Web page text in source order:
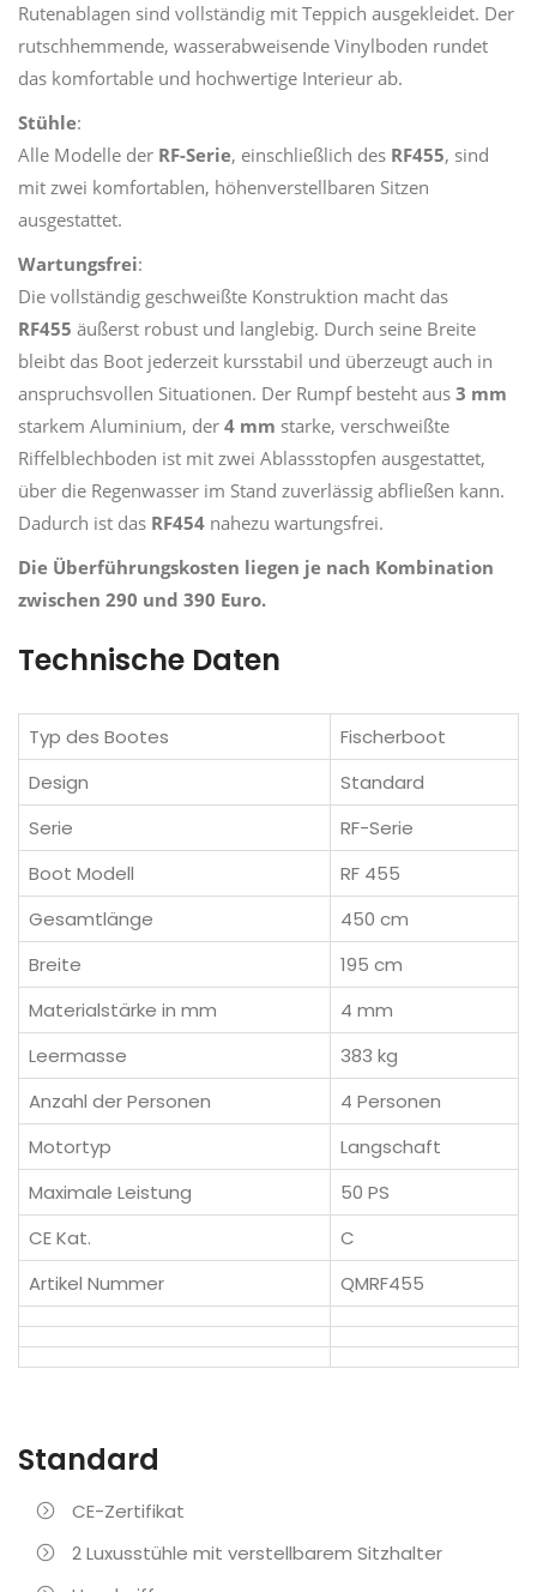
Rutenablagen sind vollständig mit Teppich ausgekleidet. Der
rutschhemmende, wasserabweisende Vinylboden rundet
das komfortable und hochwertige Interieur ab.
Stühle:
Alle Modelle der RF-Serie, einschließlich des RF455, sind
mit zwei komfortablen, höhenverstellbaren Sitzen
ausgestattet.
Wartungsfrei:
Die vollständig geschweißte Konstruktion macht das
RF455 äußerst robust und langlebig. Durch seine Breite
bleibt das Boot jederzeit kursstabil und überzeugt auch in
anspruchsvollen Situationen. Der Rumpf besteht aus 3 mm
starkem Aluminium, der 4 mm starke, verschweißte
Riffelblechboden ist mit zwei Ablassstopfen ausgestattet,
über die Regenwasser im Stand zuverlässig abfließen kann.
Dadurch ist das RF454 nahezu wartungsfrei.
Die Überführungskosten liegen je nach Kombination
zwischen 290 und 390 Euro.
Technische Daten
Typ des Bootes
Fischerboot
Design
Standard
Serie
RF-Serie
Boot Modell
RF 455
Gesamtlänge
450 cm
Breite
195 cm
Materialstärke in mm
4 mm
Leermasse
383 kg
Anzahl der Personen
4 Personen
Motortyp
Langschaft
Maximale Leistung
50 PS
CE Kat.
C
Artikel Nummer
QMRF455
Standard
CE-Zertifikat
2 Luxusstühle mit verstellbarem Sitzhalter